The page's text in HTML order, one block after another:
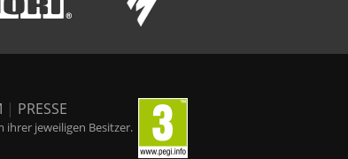
| PRESSE
ihrer jeweiligen Besitzer.